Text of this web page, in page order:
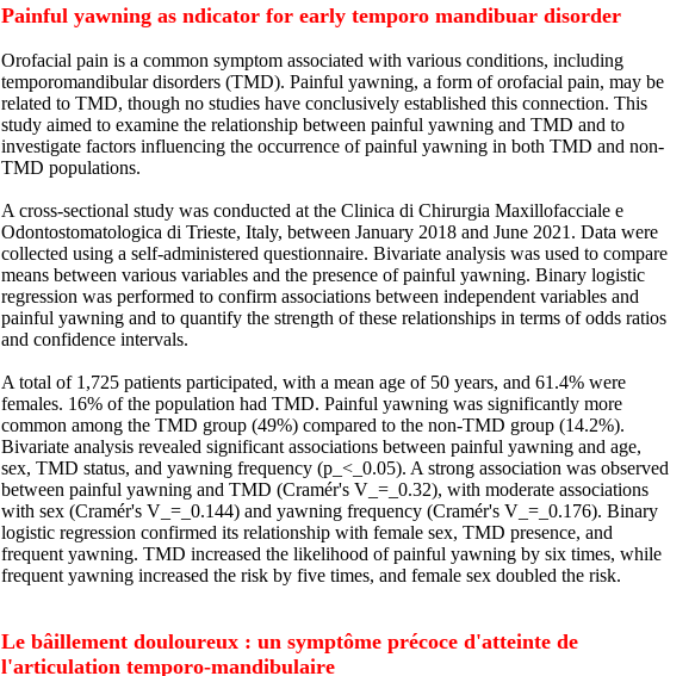
Painful yawning as ndicator for early temporo mandibuar disorder
Orofacial pain is a common symptom associated with various conditions, including
temporomandibular disorders (TMD). Painful yawning, a form of orofacial pain, may be
related to TMD, though no studies have conclusively established this connection. This
study aimed to examine the relationship between painful yawning and TMD and to
investigate factors influencing the occurrence of painful yawning in both TMD and non-
TMD populations.
A cross-sectional study was conducted at the Clinica di Chirurgia Maxillofacciale e
Odontostomatologica di Trieste, Italy, between January 2018 and June 2021. Data were
collected using a self-administered questionnaire. Bivariate analysis was used to compare
means between various variables and the presence of painful yawning. Binary logistic
regression was performed to confirm associations between independent variables and
painful yawning and to quantify the strength of these relationships in terms of odds ratios
and confidence intervals.
A total of 1,725 patients participated, with a mean age of 50 years, and 61.4% were
females. 16% of the population had TMD. Painful yawning was significantly more
common among the TMD group (49%) compared to the non-TMD group (14.2%).
Bivariate analysis revealed significant associations between painful yawning and age,
sex, TMD status, and yawning frequency (p_<_0.05). A strong association was observed
between painful yawning and TMD (Cramér's V_=_0.32), with moderate associations
with sex (Cramér's V_=_0.144) and yawning frequency (Cramér's V_=_0.176). Binary
logistic regression confirmed its relationship with female sex, TMD presence, and
frequent yawning. TMD increased the likelihood of painful yawning by six times, while
frequent yawning increased the risk by five times, and female sex doubled the risk.
Le bâillement douloureux : un symptôme précoce d'atteinte de
l'articulation temporo-mandibulaire